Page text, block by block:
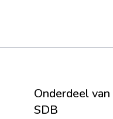
Onderdeel van
SDB